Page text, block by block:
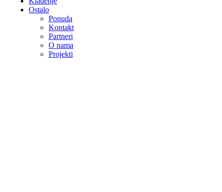
Ostalo
Ponuda
Kontakt
Partneri
O nama
Projekti